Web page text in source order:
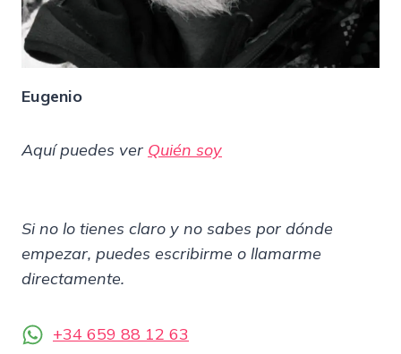
Eugenio
Aquí puedes ver Quién soy
Si no lo tienes claro y no sabes por dónde
empezar, puedes escribirme o llamarme
directamente.
+34 659 88 12 63